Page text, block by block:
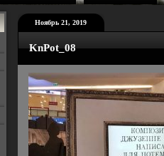
Ноябрь 21, 2019
KnPot_08